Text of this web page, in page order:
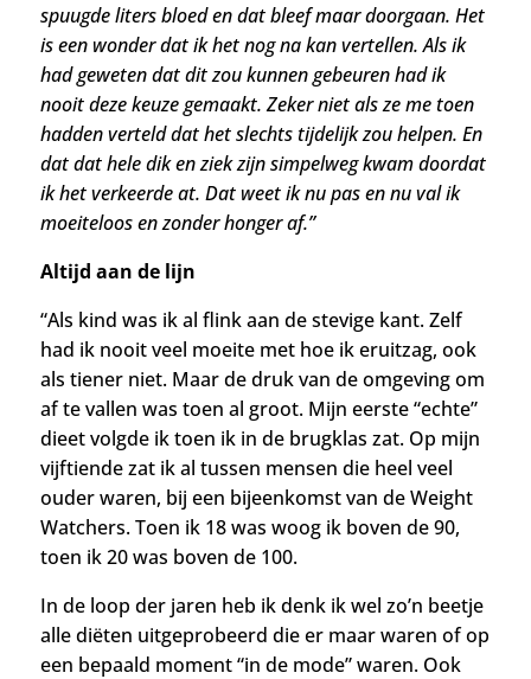
spuugde liters bloed en dat bleef maar doorgaan. Het
is een wonder dat ik het nog na kan vertellen. Als ik
had geweten dat dit zou kunnen gebeuren had ik
nooit deze keuze gemaakt. Zeker niet als ze me toen
hadden verteld dat het slechts tijdelijk zou helpen. En
dat dat hele dik en ziek zijn simpelweg kwam doordat
ik het verkeerde at. Dat weet ik nu pas en nu val ik
moeiteloos en zonder honger af.”
Altijd aan de lijn
“Als kind was ik al flink aan de stevige kant. Zelf
had ik nooit veel moeite met hoe ik eruitzag, ook
als tiener niet. Maar de druk van de omgeving om
af te vallen was toen al groot. Mijn eerste “echte”
dieet volgde ik toen ik in de brugklas zat. Op mijn
vijftiende zat ik al tussen mensen die heel veel
ouder waren, bij een bijeenkomst van de Weight
Watchers.Toen ik 18 was woog ik boven de 90,
toen ik 20 was boven de 100.
In de loop der jaren heb ik denk ik wel zo’n beetje
alle diëten uitgeprobeerd die er maar waren of op
een bepaald moment “in de mode” waren. Ook